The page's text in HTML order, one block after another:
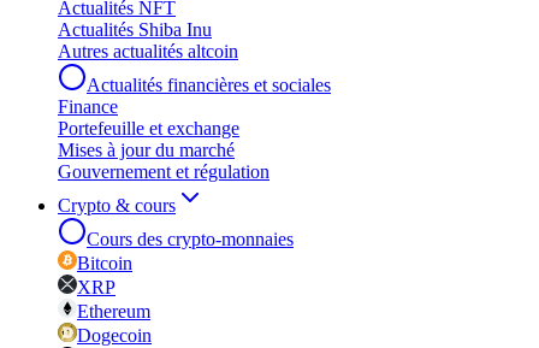
Actualités NFT
Actualités Shiba Inu
Autres actualités altcoin
Actualités financières et sociales
Finance
Portefeuille et exchange
Mises à jour du marché
Gouvernement et régulation
Crypto & cours
Cours des crypto-monnaies
Bitcoin
XRP
Ethereum
Dogecoin